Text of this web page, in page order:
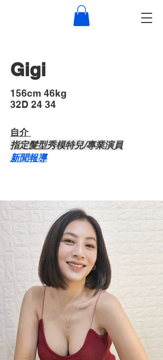
Gigi
​156cm 46kg
32D 24 34
自介 ​
​指定髮型秀模特兒/專業演員
​新聞報導